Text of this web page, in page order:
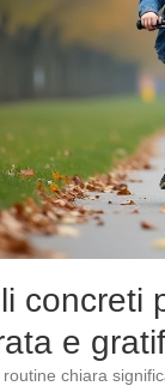
concreti
e
chiara